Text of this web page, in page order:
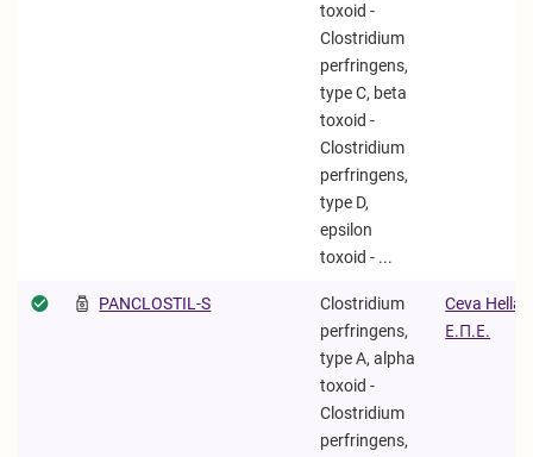
toxoid -
Clostridium
perfringens,
type C, beta
toxoid -
Clostridium
perfringens,
type D,
epsilon
toxoid - ...
PANCLOSTIL-S
Clostridium
perfringens,
type A, alpha
toxoid -
Clostridium
perfringens,
Ceva Hellas
Ε.Π.Ε.